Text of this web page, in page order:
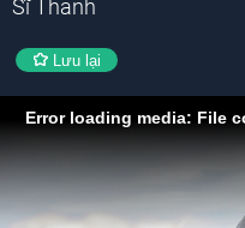
Sĩ Thanh
Lưu lại
Error loading media: File